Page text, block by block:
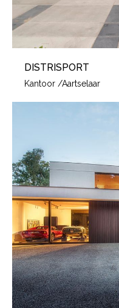
DISTRISPORT
Kantoor /Aartselaar